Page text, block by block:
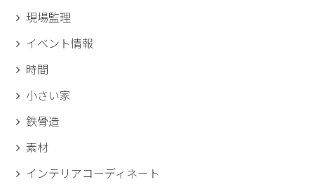
現場監理
イベント情報
時間
小さい家
鉄骨造
素材
インテリアコーディネート